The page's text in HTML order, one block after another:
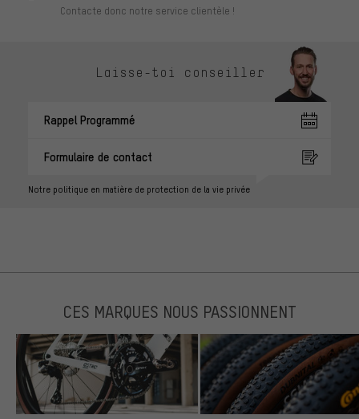
Contacte donc notre service clientèle !
Laisse-toi conseiller
Rappel Programmé
Formulaire de contact
Notre politique en matière de protection de la vie privée
CES MARQUES NOUS PASSIONNENT